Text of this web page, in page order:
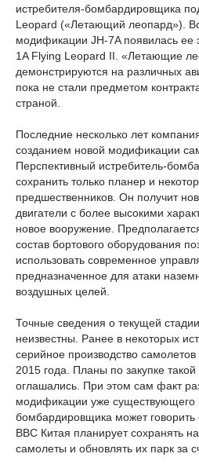
истребителя-бомбардировщика
Leopard («Летающий леопард»).
модификации JH-7A появилась ее
1A Flying Leopard II. «Летающие
демонстрируются на различных
пока не стали предметом
страной.
Последние несколько лет
созданием новой модификации
Перспективный истребитель-
сохранить только планер и
предшественников. Он получит
двигатели с более высокими
новое вооружение.
состав бортового оборудования
использовать современное
предназначенное для атаки
воздушных целей.
Точные сведения о текущей
неизвестны. Ранее в некоторых
серийное производство
2015 года. Планы по закупке такой
оглашались. При этом cам факт
модификации уже существующего
бомбардировщика может
ВВС Китая планирует сохранять
самолеты и обновлять их парк за